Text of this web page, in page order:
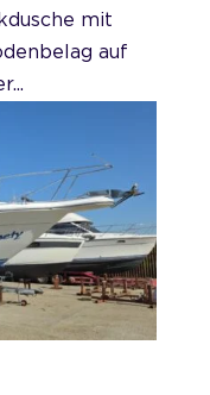
mit
auf